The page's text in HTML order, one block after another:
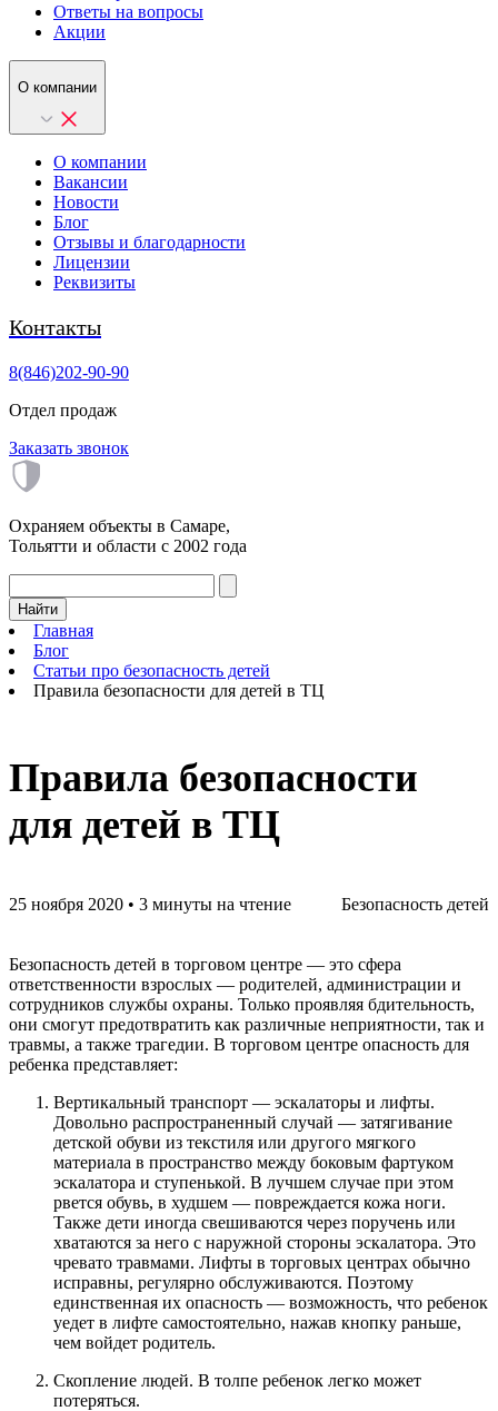
Ответы на вопросы
Акции
О компании
О компании
Вакансии
Новости
Блог
Отзывы и благодарности
Лицензии
Реквизиты
Контакты
8(846)202-90-90
Отдел продаж
Заказать звонок
Охраняем объекты в Самаре,
Тольятти и области с 2002 года
Найти
Главная
Блог
Статьи про безопасность детей
Правила безопасности для детей в ТЦ
Правила безопасности
для детей в ТЦ
25 ноября 2020 • 3 минуты на чтение Безопасность детей
Безопасность детей в торговом центре — это сфера
ответственности взрослых — родителей, администрации и
сотрудников службы охраны. Только проявляя бдительность,
они смогут предотвратить как различные неприятности, так и
травмы, а также трагедии. В торговом центре опасность для
ребенка представляет:
Вертикальный транспорт — эскалаторы и лифты.
Довольно распространенный случай — затягивание
детской обуви из текстиля или другого мягкого
материала в пространство между боковым фартуком
эскалатора и ступенькой. В лучшем случае при этом
рвется обувь, в худшем — повреждается кожа ноги.
Также дети иногда свешиваются через поручень или
хватаются за него с наружной стороны эскалатора. Это
чревато травмами. Лифты в торговых центрах обычно
исправны, регулярно обслуживаются. Поэтому
единственная их опасность — возможность, что ребенок
уедет в лифте самостоятельно, нажав кнопку раньше,
чем войдет родитель.
Скопление людей. В толпе ребенок легко может
потеряться.